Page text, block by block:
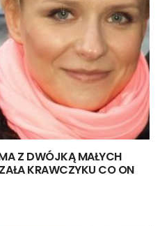
Z DWÓJKĄ MAŁYCH
KRAWCZYKU CO ON